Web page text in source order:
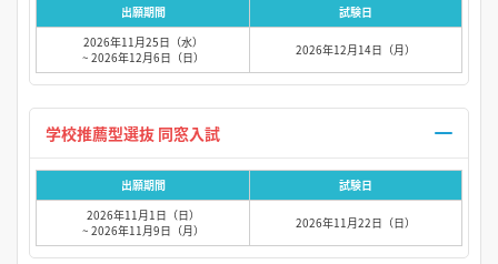
出願期間
試験日
2026年11月25日（水）
~ 2026年12月6日（日）
2026年12月14日（月）
出願期間
試験日
2026年11月1日（日）
~ 2026年11月9日（月）
2026年11月22日（日）